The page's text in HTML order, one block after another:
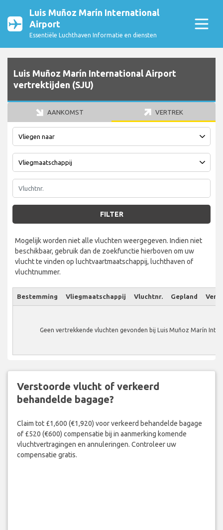
Luis Muñoz Marín International
Airport
Essentiële Luchthaven Informatie en diensten
Luis Muñoz Marín International Airport
vertrektijden (SJU)
AANKOMST VERTREK
FILTER
Mogelijk worden niet alle vluchten weergegeven. Indien niet
beschikbaar, gebruik dan de zoekfunctie hierboven om uw
vlucht te vinden op luchtvaartmaatschappij, luchthaven of
vluchtnummer.
Bestemming Vliegmaatschappij Vluchtnr. Gepland
Geen vertrekkende vluchten gevonden bij Luis Muñoz Marín
Verstoorde vlucht of verkeerd
behandelde bagage?
Claim tot £1,600 (€1,920) voor verkeerd behandelde bagage
of £520 (€600) compensatie bij in aanmerking komende
vluchtvertragingen en annuleringen. Controleer uw
compensatie gratis.